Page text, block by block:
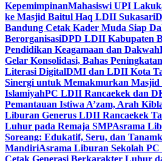
KepemimpinanMahasiswi UPI
ke Masjid Baitul Haq LDII Sukasari
Bandung Cetak Kader Muda Siap
BerorganisasiDPD LDII Kabupaten
Pendidikan Keagamaan dan Dakwah
Gelar Konsolidasi, Bahas
Literasi DigitalDMI dan LDII Kota
Sinergi untuk Memakmurkan Masjid
IslamiyahPC LDII Rancaekek dan
Pemantauan Istiwa A’zam, Arah
Liburan Generus LDII Rancaekek
Luhur pada Remaja SMPAsrama
Soreang: Edukatif, Seru, dan
MandiriAsrama Liburan Sekolah
Cetak Generasi Berkarakter Luhur